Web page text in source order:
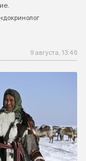
9 августа, 13:46